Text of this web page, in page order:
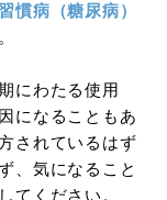
慣病（糖尿病）
。
にわたる使用
になることもあ
されているはず
、気になること
てください。